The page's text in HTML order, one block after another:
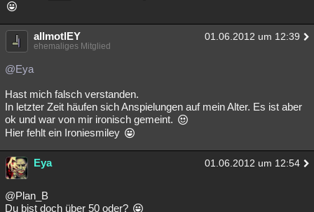
allmotlEY 01.06.2012 um 12:39
ehemaliges Mitglied
@Eya
Hast mich falsch verstanden.
In letzter Zeit häufen sich Anspielungen auf mein Alter. Es ist aber
ok und war von mir ironisch gemeint.
Hier fehlt ein Ironiesmiley
Eya 01.06.2012 um 12:54
@Plan_B
Du bist doch über 50 oder?